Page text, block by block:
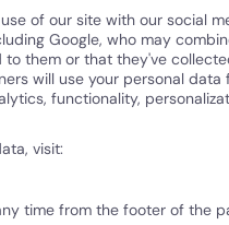
Factorial?
of our site with our social
Google, who may
them or that they've
will use your personal data
functionality,
visit:
time from the footer of the